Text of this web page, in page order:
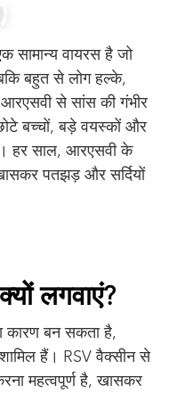
सामान्य वायरस है जो
बहुत से लोग हल्के,
से सांस की गंभीर
बच्चों, बड़े वयस्कों और
हर साल, आरएसवी के
पतझड़ और सर्दियों
लगवाएं?
कारण बन सकता है,
शामिल हैं। RSV वैक्सीन से
महत्वपूर्ण है, खासकर